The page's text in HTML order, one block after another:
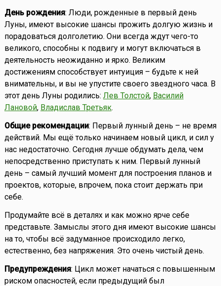
День рождения: Люди, рожденные в первый день
Луны, имеют высокие шансы прожить долгую жизнь и
порадоваться долголетию. Они всегда ждут чего-то
великого, способны к подвигу и могут включаться в
деятельность неожиданно и ярко. Великим
достижениям способствует интуиция – будьте к ней
внимательны, и вы не упустите своего звездного часа. В
этот день Луны родились: Лев Толстой, Василий
Лановой, Владислав Третьяк.
Общие рекомендации: Первый лунный день – не время
действий. Мы ещё только начинаем новый цикл, и сил у
нас недостаточно. Сегодня лучше обдумать дела, чем
непосредственно приступать к ним. Первый лунный
день – самый лучший момент для построения планов и
проектов, которые, впрочем, пока стоит держать при
себе.
Продумайте всё в деталях и как можно ярче себе
представьте. Замыслы этого дня имеют высокие шансы
на то, чтобы всё задуманное происходило легко,
естественно, без напряжения. Это очень чистый день.
Предупреждения: Цикл может начаться с повышенным
риском опасностей, если предыдущий был